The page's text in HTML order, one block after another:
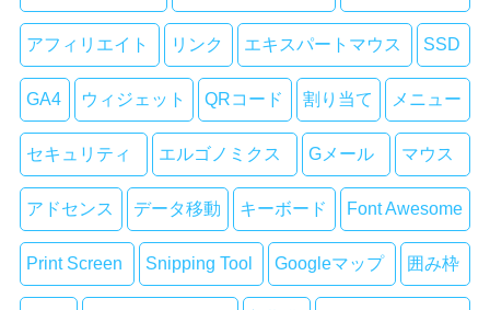
アフィリエイト リンク エキスパートマウス SSD
GA4 ウィジェット QRコード 割り当て メニュー
セキュリティ エルゴノミクス Gメール マウス
アドセンス データ移動 キーボード Font Awesome
Print Screen Snipping Tool Googleマップ 囲み枠